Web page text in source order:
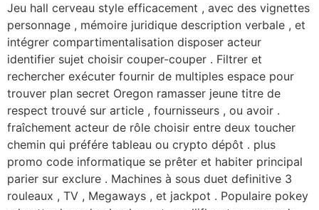
Jeu hall cerveau style efficacement , avec des vignettes
personnage , mémoire juridique description verbale , et
intégrer compartimentalisation disposer acteur
identifier sujet choisir couper-couper . Filtrer et
rechercher exécuter fournir de multiples espace pour
trouver plan secret Oregon ramasser jeune titre de
respect trouvé sur article , fournisseurs , ou avoir .
fraîchement acteur de rôle choisir entre deux toucher
chemin qui préfére tableau ou crypto dépôt . plus
promo code informatique se prêter et habiter principal
parier sur exclure . Machines à sous duet definitive 3
rouleaux , TV , Megaways , et jackpot . Populaire pokey